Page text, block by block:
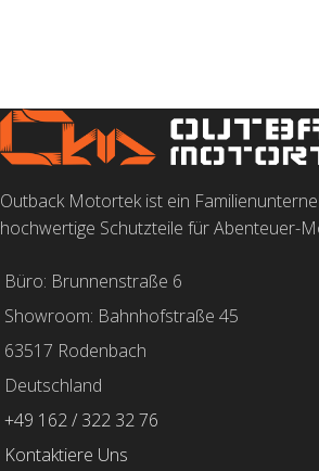
Outback Motortek ist ein
hochwertige Schutzteile für Abenteuer-
Büro: Brunnenstraße 6
Showroom: Bahnhofstraße 45
63517 Rodenbach
Deutschland
+49 162 / 322 32 76
Kontaktiere Uns